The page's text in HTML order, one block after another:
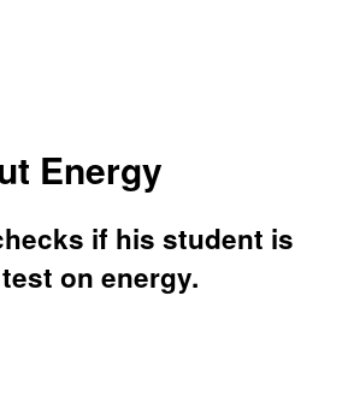
Energy
if his student is
on energy.